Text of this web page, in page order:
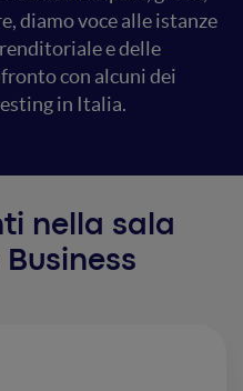
diamo voce alle istanze
e delle
con alcuni dei
in Italia.
nella sala